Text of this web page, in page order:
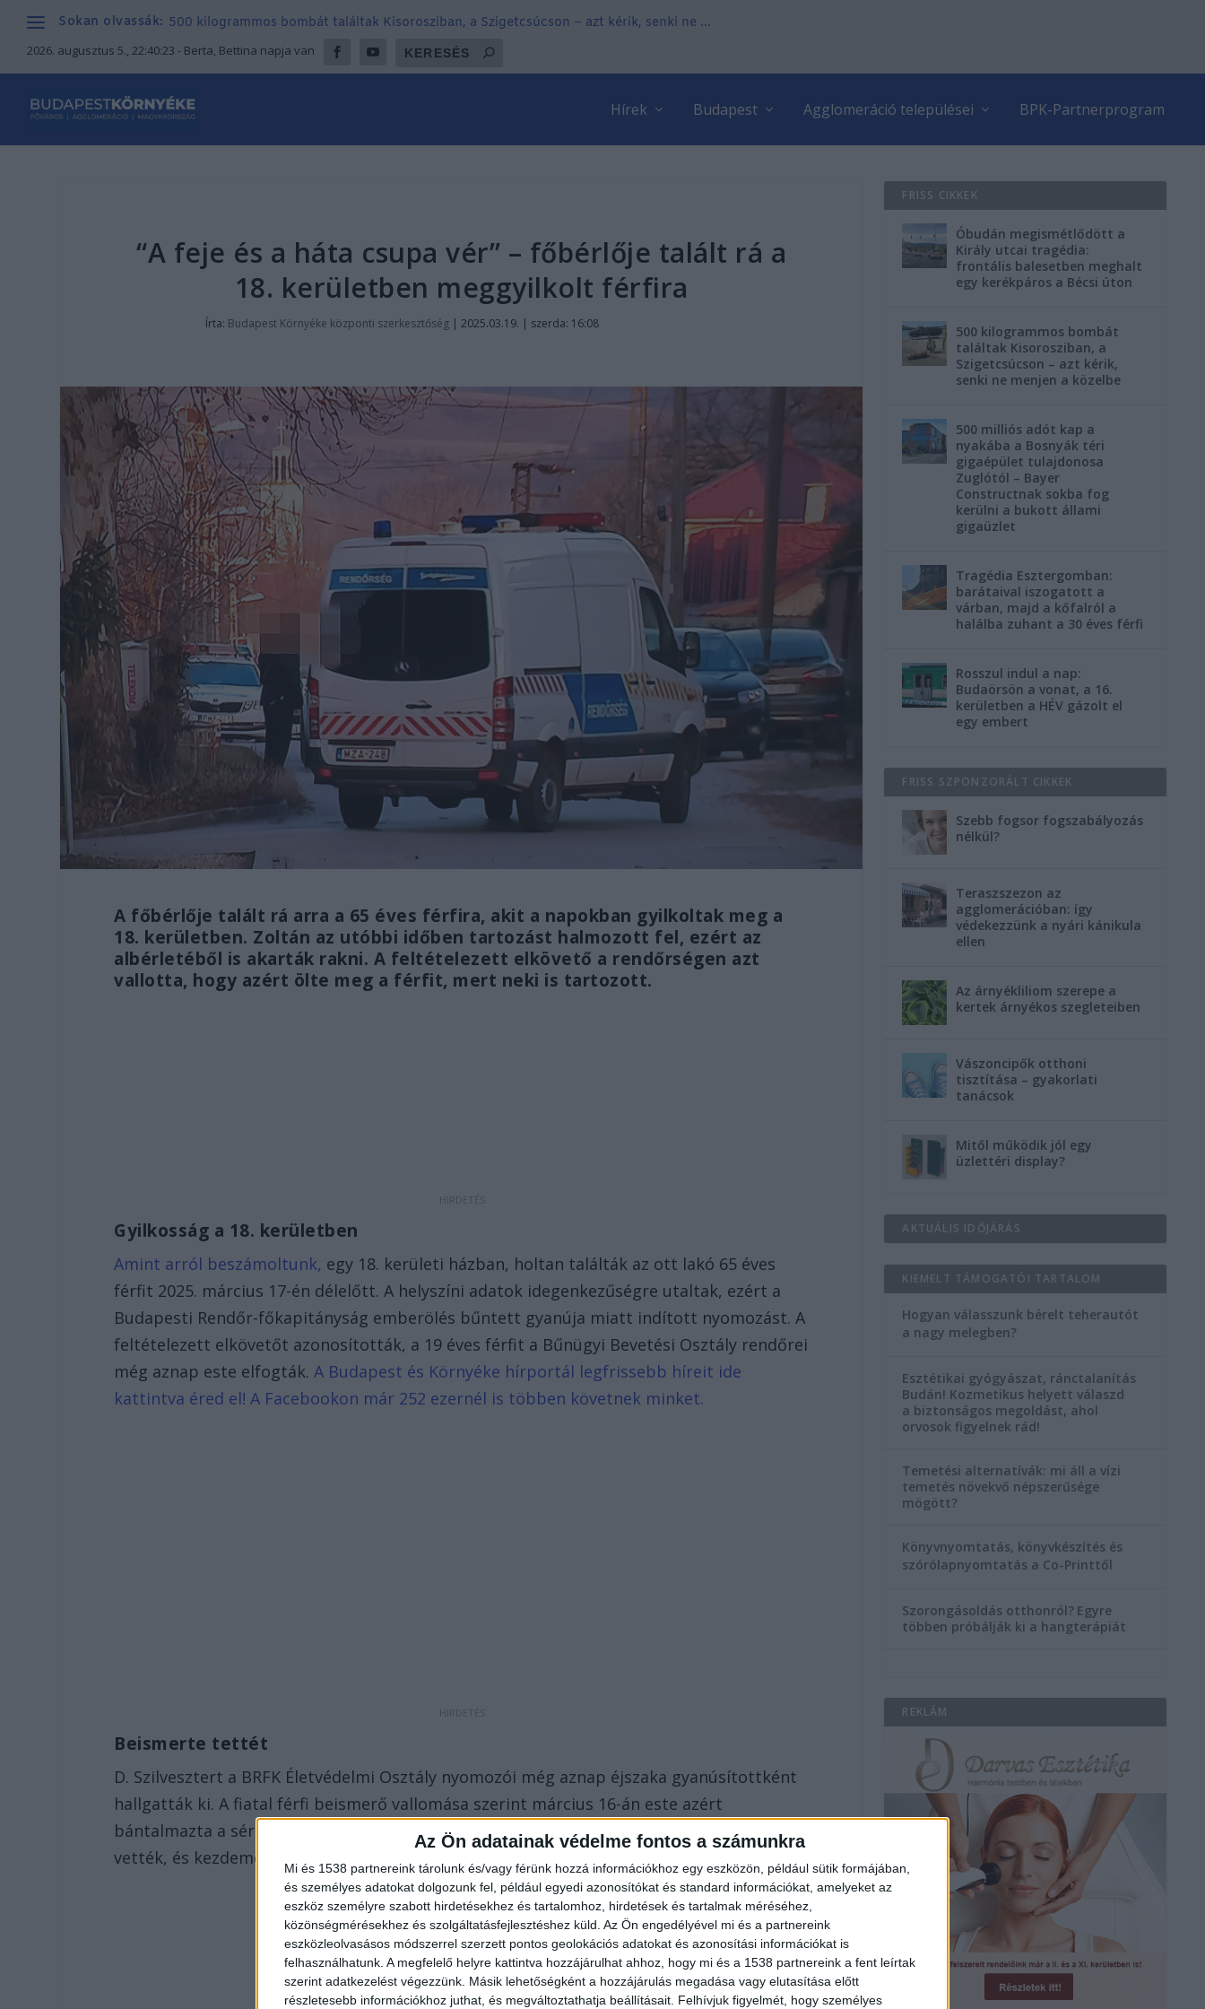
Az Ön adatainak védelme fontos a számunkra
Mi és 1538 partnereink tárolunk és/vagy férünk hozzá információkhoz egy eszközön, például sütik formájában,
és személyes adatokat dolgozunk fel, például egyedi azonosítókat és standard információkat, amelyeket az
eszköz személyre szabott hirdetésekhez és tartalomhoz, hirdetések és tartalmak méréséhez,
közönségmérésekhez és szolgáltatásfejlesztéshez küld. Az Ön engedélyével mi és a partnereink
eszközleolvasásos módszerrel szerzett pontos geolokációs adatokat és azonosítási információkat is
felhasználhatunk. A megfelelő helyre kattintva hozzájárulhat ahhoz, hogy mi és a 1538 partnereink a fent leírtak
szerint adatkezelést végezzünk. Másik lehetőségként a hozzájárulás megadása vagy elutasítása előtt
részletesebb információkhoz juthat, és megváltoztathatja beállításait. Felhívjuk figyelmét, hogy személyes
Sokan olvassák: 500 kilogrammos bombát találtak Kisorosziban, a Szigetcsúcson – azt kérik, senki ne ...
2026. augusztus 5., 22:40:25 - Berta, Bettina napja van
Hírek Budapest Agglomeráció települései BPK-Partnerprogram
“A feje és a háta csupa vér” – főbérlője talált rá a
18. kerületben meggyilkolt férfira
Írta: Budapest Környéke központi szerkesztőség| 2025.03.19. | szerda: 16:08
A főbérlője talált rá arra a 65 éves férfira, akit a napokban gyilkoltak meg a
18. kerületben. Zoltán az utóbbi időben tartozást halmozott fel, ezért az
albérletéből is akarták rakni. A feltételezett elkövető a rendőrségen azt
vallotta, hogy azért ölte meg a férfit, mert neki is tartozott.
Gyilkosság a 18. kerületben
Amint arról beszámoltunk, egy 18. kerületi házban, holtan találták az ott lakó 65 éves
férfit 2025. március 17-én délelőtt. A helyszíni adatok idegenkezűségre utaltak, ezért a
Budapesti Rendőr-főkapitányság emberölés bűntett gyanúja miatt indított nyomozást. A
feltételezett elkövetőt azonosították, a 19 éves férfit a Bűnügyi Bevetési Osztály rendőrei
még aznap este elfogták.A Budapest és Környéke hírportál legfrissebb híreit ide
kattintva éred el! A Facebookon már 252 ezernél is többen követnek minket.
Beismerte tettét
D. Szilvesztert a BRFK Életvédelmi Osztály nyomozói még aznap éjszaka gyanúsítottként
hallgatták ki. A fiatal férfi beismerő vallomása szerint március 16-án este azért
bántalmazta a sértettet, mert az nem adta meg tartozását. A gyanúsítottat őrizetbe
vették, és kezdeményezték letartóztatását.
FRISS CIKKEK
Óbudán megismétlődött a
Király utcai tragédia:
frontális balesetben meghalt
egy kerékpáros a Bécsi úton
500 kilogrammos bombát
találtak Kisorosziban, a
Szigetcsúcson – azt kérik,
senki ne menjen a közelbe
500 milliós adót kap a
nyakába a Bosnyák téri
gigaépület tulajdonosa
Zuglótól – Bayer
Constructnak sokba fog
kerülni a bukott állami
gigaüzlet
Tragédia Esztergomban:
barátaival iszogatott a
várban, majd a kőfalról a
halálba zuhant a 30 éves férfi
Rosszul indul a nap:
Budaörsön a vonat, a 16.
kerületben a HÉV gázolt el
egy embert
FRISS SZPONZORÁLT CIKKEK
Szebb fogsor fogszabályozás
nélkül?
Teraszszezon az
agglomerációban: így
védekezzünk a nyári kánikula
ellen
Az árnyékliliom szerepe a
kertek árnyékos szegleteiben
Vászoncipők otthoni
tisztítása – gyakorlati
tanácsok
Mitől működik jól egy
üzlettéri display?
AKTUÁLIS IDŐJÁRÁS
KIEMELT TÁMOGATÓI TARTALOM
Hogyan válasszunk bérelt teherautót
a nagy melegben?
Esztétikai gyógyászat, ránctalanítás
Budán! Kozmetikus helyett válaszd
a biztonságos megoldást, ahol
orvosok figyelnek rád!
Temetési alternatívák: mi áll a vízi
temetés növekvő népszerűsége
mögött?
Könyvnyomtatás, könyvkészítés és
szórólapnyomtatás a Co-Printtől
Szorongásoldás otthonról? Egyre
többen próbálják ki a hangterápiát
REKLÁM